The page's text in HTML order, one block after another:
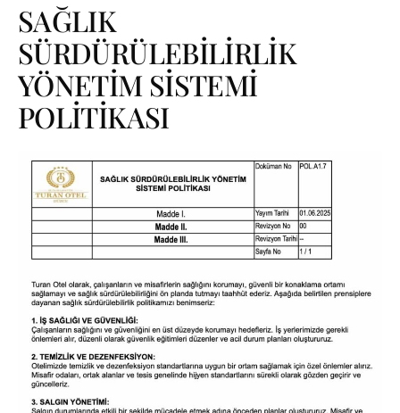
SAĞLIK
SÜRDÜRÜLEBİLİRLİK
YÖNETİM SİSTEMİ
POLİTİKASI